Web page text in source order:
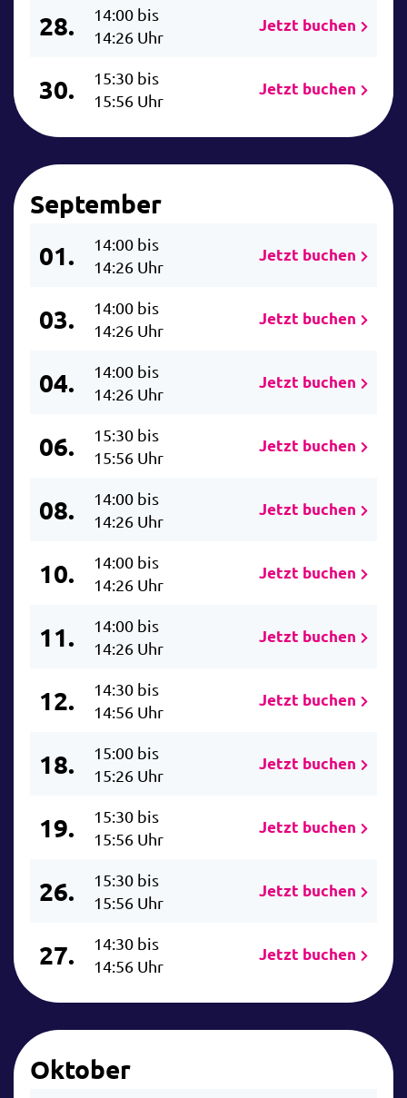
28.
14:00 bis
14:26 Uhr
Jetzt buchen
30.
15:30 bis
15:56 Uhr
Jetzt buchen
September
01.
14:00 bis
14:26 Uhr
Jetzt buchen
03.
14:00 bis
14:26 Uhr
Jetzt buchen
04.
14:00 bis
14:26 Uhr
Jetzt buchen
06.
15:30 bis
15:56 Uhr
Jetzt buchen
08.
14:00 bis
14:26 Uhr
Jetzt buchen
10.
14:00 bis
14:26 Uhr
Jetzt buchen
11.
14:00 bis
14:26 Uhr
Jetzt buchen
12.
14:30 bis
14:56 Uhr
Jetzt buchen
18.
15:00 bis
15:26 Uhr
Jetzt buchen
19.
15:30 bis
15:56 Uhr
Jetzt buchen
26.
15:30 bis
15:56 Uhr
Jetzt buchen
27.
14:30 bis
14:56 Uhr
Jetzt buchen
Oktober